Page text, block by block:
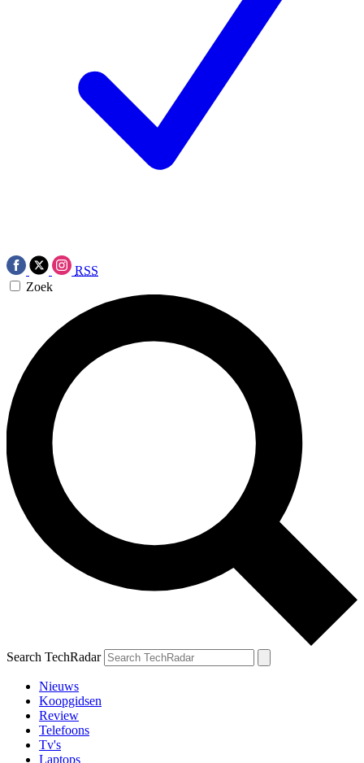
RSS
Zoek
Search TechRadar
Nieuws
Koopgidsen
Review
Telefoons
Tv's
Laptops